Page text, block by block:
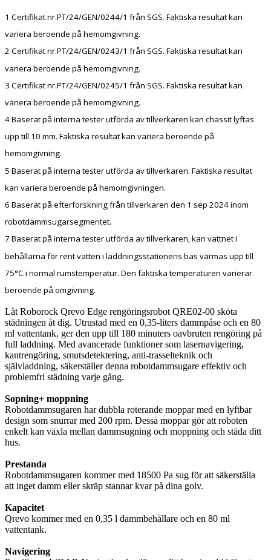
1 Certifikat nr.PT/24/GEN/0244/1 från SGS. Faktiska resultat kan
variera beroende på hemomgivning.
2 Certifikat nr.PT/24/GEN/0243/1 från SGS. Faktiska resultat kan
variera beroende på hemomgivning.
3 Certifikat nr.PT/24/GEN/0245/1 från SGS. Faktiska resultat kan
variera beroende på hemomgivning.
4 Baserat på interna tester utförda av tillverkaren kan chassit lyftas
upp till 10 mm. Faktiska resultat kan variera beroende på
hemomgivning.
5 Baserat på interna tester utförda av tillverkaren. Faktiska resultat
kan variera beroende på hemomgivningen.
6 Baserat på efterforskning från tillverkaren den 1 sep 2024 inom
robotdammsugarsegmentet.
7 Baserat på interna tester utförda av tillverkaren, kan vattnet i
behållarna för rent vatten i laddningsstationens bas värmas upp till
75°C i normal rumstemperatur. Den faktiska temperaturen varierar
beroende på omgivning.
Låt Roborock Qrevo Edge rengöringsrobot QRE02-00 sköta
städningen åt dig. Utrustad med en 0,35-liters dammpåse och en 80
ml vattentank, ger den upp till 180 minuters oavbruten rengöring på
full laddning. Med avancerade funktioner som lasernavigering,
kantrengöring, smutsdetektering, anti-trasselteknik och
självladdning, säkerställer denna robotdammsugare effektiv och
problemfri städning varje gång.
Sopning+ moppning
Robotdammsugaren har dubbla roterande moppar med en lyftbar
design som snurrar med 200 rpm. Dessa moppar gör att roboten
enkelt kan växla mellan dammsugning och moppning och städa ditt
hus.
Prestanda
Robotdammsugaren kommer med 18500 Pa sug för att säkerställa
att inget damm eller skräp stannar kvar på dina golv.
Kapacitet
Qrevo kommer med en 0,35 l dammbehållare och en 80 ml
vattentank.
Navigering